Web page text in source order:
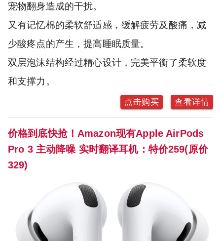
宠物翻身造成的干扰。
又有记忆棉的柔软舒适感，缓解疲劳及酸痛，减
少酸疼点的产生，提高睡眠质量。
双层泡沫结构经过精心设计，完美平衡了柔软度
和支撑力。
点击购买 查看详情
价格到底快抢！Amazon现有Apple AirPods
Pro 3 主动降噪 实时翻译耳机：特价259(原价
329)